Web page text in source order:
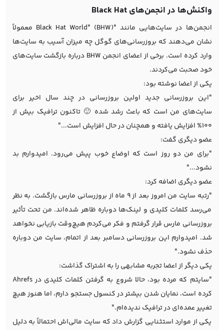
واکنش‌ها در انجمن‌های Black Hat
انجمن‌ها در سایت‌هایی مانند "Black Hat World" (BHW) معمولاً
نشان می‌دهند که بروزرسانی‌های گوگل چه میزان آسیب به سایت‌ها
وارد کرده است. برخی از اعضای انجمن BHW درباره بازگشت سایت‌های
خود صحبت می‌کردند.
یکی از اعضا نوشته بود:
"این بروزرسانی جدید اولین بروزرسانی در چند سال اخیر برای
سایت‌های من است که باعث رشد شده 🙂 تاکنون ترافیک بیش از
100% افزایش یافته و همچنان در حال افزایش است..."
عضو دیگری گفت:
"برای من دو روز است که اوضاع خوب پیش می‌رود. امیدوارم بد
نشود..."
عضو دیگری اضافه کرد:
"رتبه سایت من امروز بعد از 9 ماه از بروزرسانی مارس بازگشت. به نظر
می‌رسد کلمات کلیدی و لینک‌ها دوباره ظاهر شده‌اند. من تحت تأثیر
بروزرسانی مارس قرار گرفتم و فکر می‌کردم هیچ‌وقت بازیابی نخواهد
شد. امیدوارم این بروزرسانی دسامبر بعد از اتمام، سایت من دوباره
حذف نشود."
یکی دیگر از اعضا تجربه مشابهی را به اشتراک گذاشت:
"سایتم که مرده بود، حالا شروع به گرفتن کلمات کلیدی در Ahrefs
کرده است، نمایان شدن بیشتر در کنسول جستجو دارم، اما هنوز هیچ
تغییر عمده‌ای در ترافیک ندیده‌ام."
یکی از موارد استثنایی گزارش داد که سایت مالی‌اش احتمالاً به دلیل